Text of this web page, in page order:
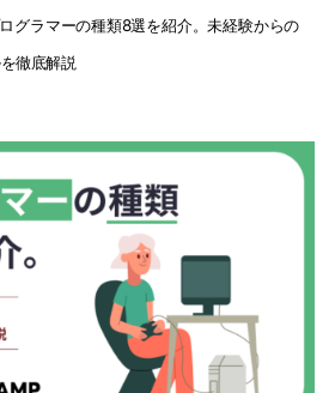
グラマーの種類8選を紹介。未経験からの
徹底解説